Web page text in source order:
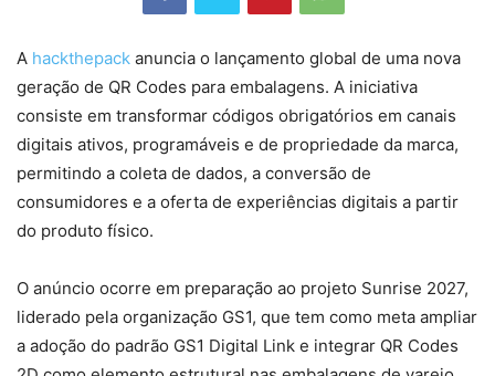
A hackthepack anuncia o lançamento global de uma nova
geração de QR Codes para embalagens. A iniciativa
consiste em transformar códigos obrigatórios em canais
digitais ativos, programáveis e de propriedade da marca,
permitindo a coleta de dados, a conversão de
consumidores e a oferta de experiências digitais a partir
do produto físico.
O anúncio ocorre em preparação ao projeto Sunrise 2027,
liderado pela organização GS1, que tem como meta ampliar
a adoção do padrão GS1 Digital Link e integrar QR Codes